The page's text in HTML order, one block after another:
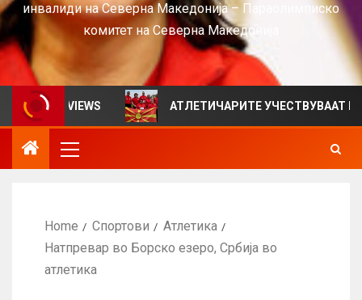
инвалиди на Северна Македонија – Параолимписко
комитет на Северна Македонија
VIEWS АТЛЕТИЧАРИТЕ УЧЕСТВУВААТ НА
Home Спортови
Атлетика
Натпревар во Борско езеро, Србија во
атлетика